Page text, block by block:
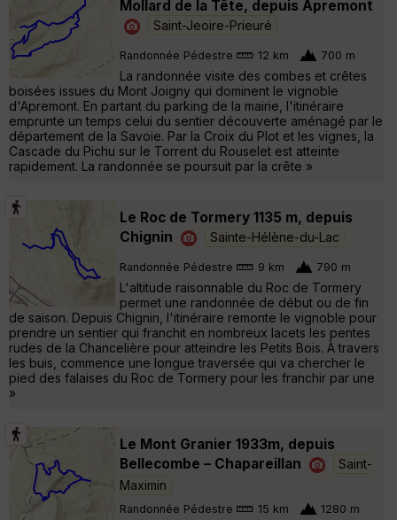
Mollard de la Tête, depuis Apremont
Saint-Jeoire-Prieuré
Randonnée Pédestre 12 km 700 m
La randonnée visite des combes et crêtes
boisées issues du Mont Joigny qui dominent le vignoble
d'Apremont. En partant du parking de la mairie, l'itinéraire
emprunte un temps celui du sentier découverte aménagé par le
département de la Savoie. Par la Croix du Plot et les vignes, la
Cascade du Pichu sur le Torrent du Rouselet est atteinte
rapidement. La randonnée se poursuit par la crête »
Le Roc de Tormery 1135 m, depuis
Chignin
Sainte-Hélène-du-Lac
Randonnée Pédestre 9 km 790 m
L'altitude raisonnable du Roc de Tormery
permet une randonnée de début ou de fin
de saison. Depuis Chignin, l'itinéraire remonte le vignoble pour
prendre un sentier qui franchit en nombreux lacets les pentes
rudes de la Chancelière pour atteindre les Petits Bois. À travers
les buis, commence une longue traversée qui va chercher le
pied des falaises du Roc de Tormery pour les franchir par une
»
Le Mont Granier 1933m, depuis
Bellecombe – Chapareillan
Saint-
Maximin
Randonnée Pédestre 15 km 1280 m